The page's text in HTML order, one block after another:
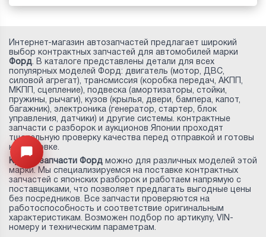
Открыть меню
Интернет-магазин автозапчастей предлагает широкий
выбор контрактных запчастей для автомобилей марки
Форд. В каталоге представлены детали для всех
популярных моделей Форд: двигатель (мотор, ДВС,
силовой агрегат), трансмиссия (коробка передач, АКПП,
МКПП, сцепление), подвеска (амортизаторы, стойки,
пружины, рычаги), кузов (крылья, двери, бампера, капот,
багажник), электроника (генератор, стартер, блок
управления, датчики) и другие системы. контрактные
запчасти с разборок и аукционов Японии проходят
тщательную проверку качества перед отправкой и готовы
к установке.
Купить запчасти Форд можно для различных моделей этой
марки. Мы специализируемся на поставке контрактных
запчастей с японских разборок и работаем напрямую с
поставщиками, что позволяет предлагать выгодные цены
без посредников. Все запчасти проверяются на
работоспособность и соответствие оригинальным
характеристикам. Возможен подбор по артикулу, VIN-
номеру и техническим параметрам.